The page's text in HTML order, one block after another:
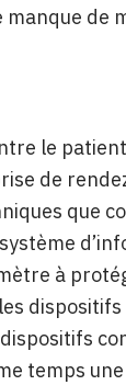
de
le
de
que
à
temps